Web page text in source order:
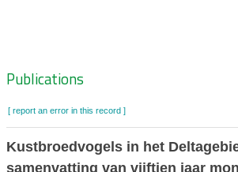
Zoeknavigatie
Publications
[ report an error in this record ]
Kustbroedvogels in het
samenvatting van vijftien jaar